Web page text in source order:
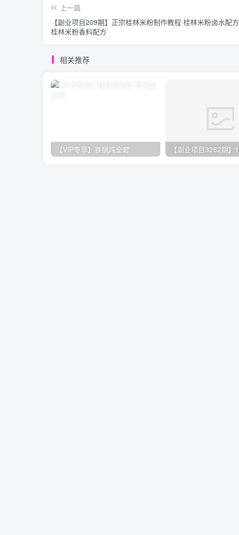
上一篇
【副业项目209期】正宗桂林米粉制作教程 桂林米粉卤水配方
桂林米粉香料配方
相关推荐
【VIP专享】铁锅炖全套